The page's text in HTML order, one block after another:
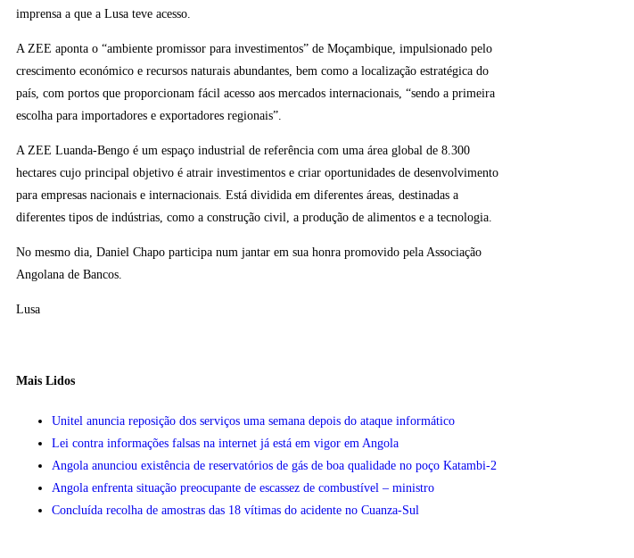
imprensa a que a Lusa teve acesso.
A ZEE aponta o “ambiente promissor para investimentos” de Moçambique, impulsionado pelo
crescimento económico e recursos naturais abundantes, bem como a localização estratégica do
país, com portos que proporcionam fácil acesso aos mercados internacionais, “sendo a primeira
escolha para importadores e exportadores regionais”.
A ZEE Luanda-Bengo é um espaço industrial de referência com uma área global de 8.300
hectares cujo principal objetivo é atrair investimentos e criar oportunidades de desenvolvimento
para empresas nacionais e internacionais. Está dividida em diferentes áreas, destinadas a
diferentes tipos de indústrias, como a construção civil, a produção de alimentos e a tecnologia.
No mesmo dia, Daniel Chapo participa num jantar em sua honra promovido pela Associação
Angolana de Bancos.
Lusa
Mais Lidos
Unitel anuncia reposição dos serviços uma semana depois do ataque informático
Lei contra informações falsas na internet já está em vigor em Angola
Angola anunciou existência de reservatórios de gás de boa qualidade no poço Katambi-2
Angola enfrenta situação preocupante de escassez de combustível – ministro
Concluída recolha de amostras das 18 vítimas do acidente no Cuanza-Sul